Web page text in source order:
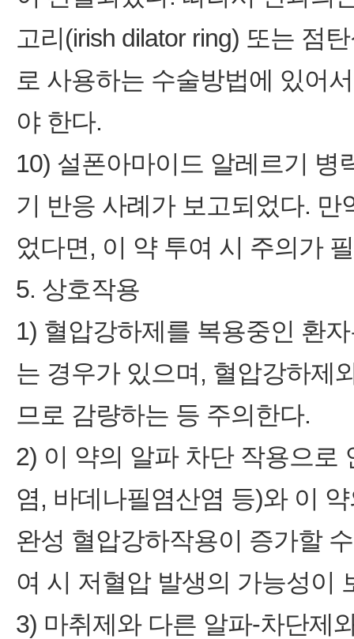
고리(irish dilator ring) 또는 점
로 사용하는 수술방법에 있어
야 한다.
10) 설폰아마이드 알레르기 병
기 반응 사례가 보고되었다.
었다면, 이 약 투여 시 주의가
5. 상호작용
1) 혈압강하제를 복용중인 환
는 경우가 있으며, 혈압강하제
므로 감량하는 등 주의한다.
2) 이 약의 알파 차단 작용으로
염, 바데나필염산염 등)와 이
완성 혈압강하작용이 증가할
여 시 저혈압 발생의 가능성이
3) 마취제와 다른 알파-차단제